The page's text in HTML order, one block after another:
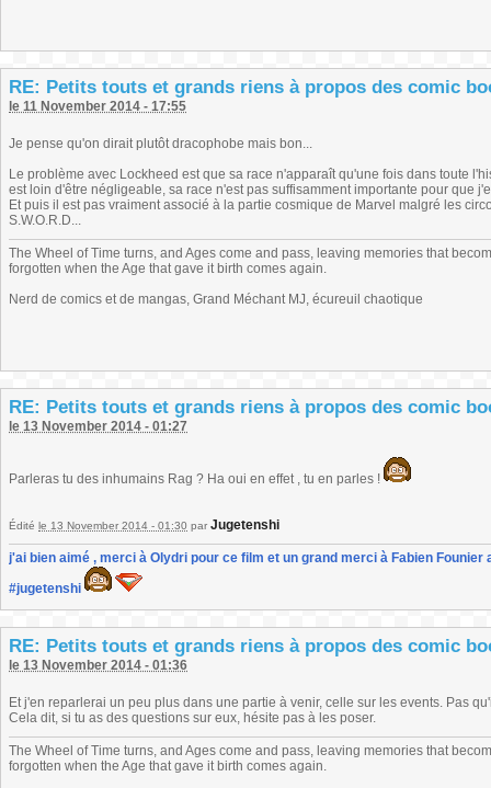
RE: Petits touts et grands riens à propos des comic
le 11 November 2014 - 17:55
Je pense qu'on dirait plutôt dracophobe mais bon...
Le problème avec Lockheed est que sa race n'apparaît qu'une fois dans toute
est loin d'être négligeable, sa race n'est pas suffisamment importante pour que
Et puis il est pas vraiment associé à la partie cosmique de Marvel malgré les
S.W.O.R.D...
The Wheel of Time turns, and Ages come and pass, leaving memories that
forgotten when the Age that gave it birth comes again.
Nerd de comics et de mangas, Grand Méchant MJ, écureuil chaotique
RE: Petits touts et grands riens à propos des comic
le 13 November 2014 - 01:27
Parleras tu des inhumains Rag ? Ha oui en effet , tu en parles !
Édité le 13 November 2014 - 01:30 par Jugetenshi
j'ai bien aimé , merci à Olydri pour ce film et un grand merci à Fabien
#jugetenshi
RE: Petits touts et grands riens à propos des comic
le 13 November 2014 - 01:36
Et j'en reparlerai un peu plus dans une partie à venir, celle sur les events. Pas
Cela dit, si tu as des questions sur eux, hésite pas à les poser.
The Wheel of Time turns, and Ages come and pass, leaving memories that
forgotten when the Age that gave it birth comes again.